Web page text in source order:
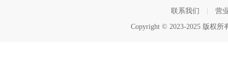
联系我们 营
Copyright © 2023-2025 版权所